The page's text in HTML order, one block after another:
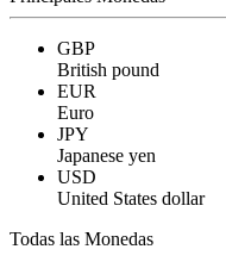
GBP
British pound
EUR
Euro
JPY
Japanese yen
USD
United States dollar
Todas las Monedas